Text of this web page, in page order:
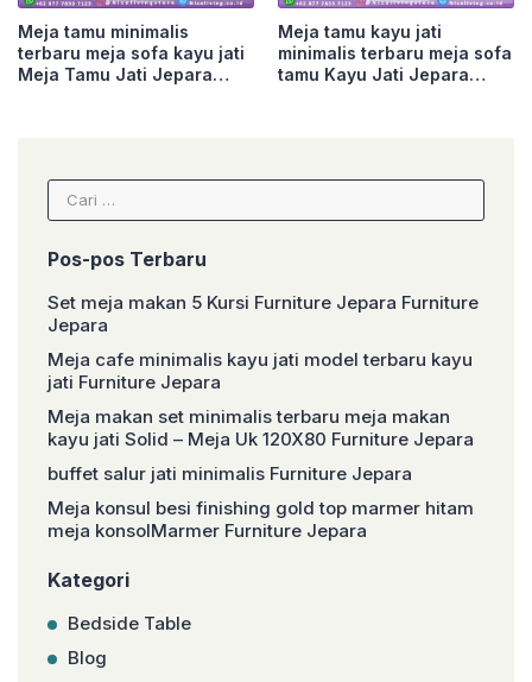
Meja tamu minimalis
terbaru meja sofa kayu jati
Meja Tamu Jati Jepara
Meja tamu kayu jati
minimalis terbaru meja sofa
tamu Kayu Jati Jepara
Cari
untuk:
Pos-pos Terbaru
Set meja makan 5 Kursi Furniture Jepara Furniture
Jepara
Meja cafe minimalis kayu jati model terbaru kayu
jati Furniture Jepara
Meja makan set minimalis terbaru meja makan
kayu jati Solid – Meja Uk 120X80 Furniture Jepara
buffet salur jati minimalis Furniture Jepara
Meja konsul besi finishing gold top marmer hitam
meja konsolMarmer Furniture Jepara
Kategori
Bedside Table
Blog